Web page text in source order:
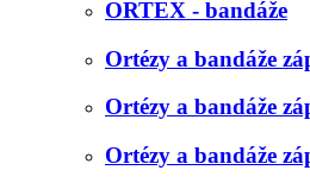
ORTEX - bandáže
Ortézy a bandáže
Ortézy a bandáže
Ortézy a bandáže